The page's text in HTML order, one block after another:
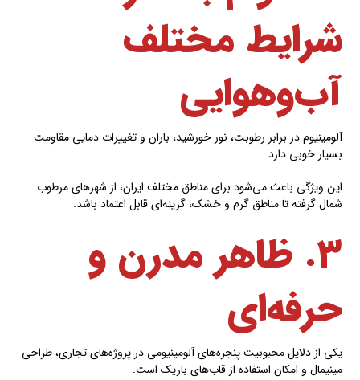
شرایط مختلف
آب‌وهوایی
آلومینیوم در برابر رطوبت، نور خورشید، باران و تغییرات دمایی مقاومت
بسیار خوبی دارد.
این ویژگی باعث می‌شود برای مناطق مختلف ایران، از شهرهای مرطوب
شمال گرفته تا مناطق گرم و خشک، گزینه‌ای قابل اعتماد باشد.
۳. ظاهر مدرن و
حرفه‌ای
یکی از دلایل محبوبیت پنجره‌های آلومینیومی در پروژه‌های تجاری، طراحی
مینیمال و امکان استفاده از قاب‌های باریک است.